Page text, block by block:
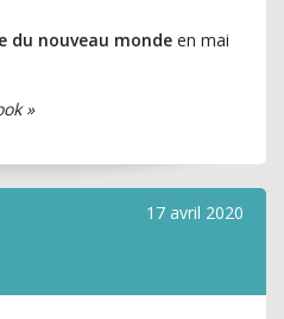
du nouveau monde en mai
»
17 avril 2020